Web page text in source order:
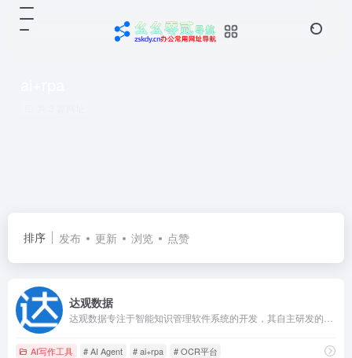
排序 发布 更新 浏览 点赞
达观数据
AI写作工具 # AI Agent # ai+rpa # OCR平台